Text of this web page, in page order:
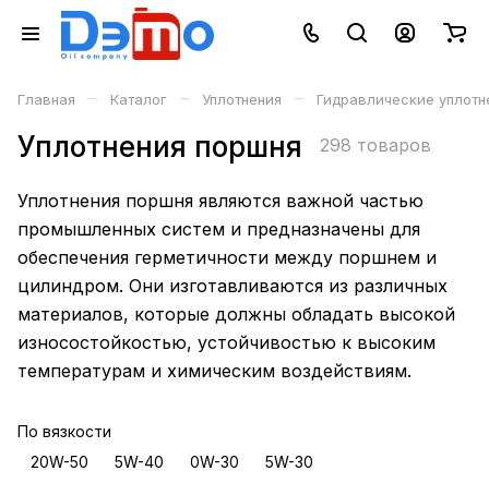
Главная – Каталог – Уплотнения – Гидравлические
Уплотнения поршня 298 товаров
Уплотнения поршня являются важной частью
промышленных систем и предназначены для
обеспечения герметичности между поршнем и
цилиндром. Они изготавливаются из различных
материалов, которые должны обладать высокой
износостойкостью, устойчивостью к высоким
температурам и химическим воздействиям.
По вязкости
20W-50
5W-40 0W-30 5W-30